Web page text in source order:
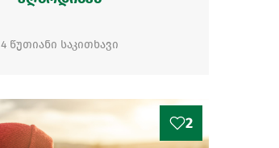
4 წუთიანი საკითხავი
2